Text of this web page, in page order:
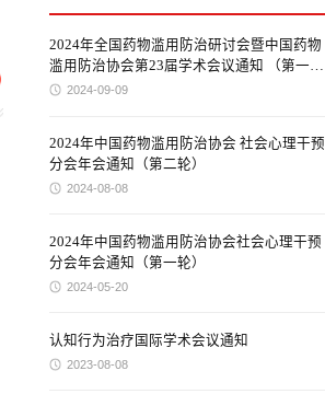
2024年全国药物滥用防治研讨会暨中国药物
滥用防治协会第23届学术会议通知 （第一
轮）2024-09-09
2024年中国药物滥用防治协会 社会心理干预
分会年会通知（第二轮）
2024-08-08
2024年中国药物滥用防治协会社会心理干预
分会年会通知（第一轮）
2024-05-20
认知行为治疗国际学术会议通知
2023-08-08